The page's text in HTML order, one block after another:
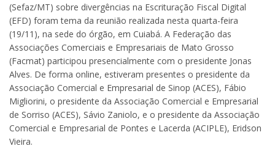
(Sefaz/MT) sobre divergências na Escrituração Fiscal Digital
(EFD) foram tema da reunião realizada nesta quarta-feira
(19/11), na sede do órgão, em Cuiabá. A Federação das
Associações Comerciais e Empresariais de Mato Grosso
(Facmat) participou presencialmente com o presidente Jonas
Alves. De forma online, estiveram presentes o presidente da
Associação Comercial e Empresarial de Sinop (ACES), Fábio
Migliorini, o presidente da Associação Comercial e Empresarial
de Sorriso (ACES), Sávio Zaniolo, e o presidente da Associação
Comercial e Empresarial de Pontes e Lacerda (ACIPLE), Eridson
Vieira.